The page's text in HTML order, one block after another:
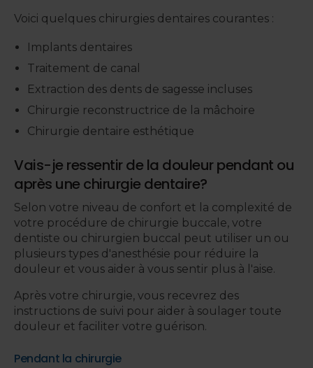
Voici quelques chirurgies dentaires courantes :
Implants dentaires
Traitement de canal
Extraction des dents de sagesse incluses
Chirurgie reconstructrice de la mâchoire
Chirurgie dentaire esthétique
Vais-je ressentir de la douleur pendant ou
après une chirurgie dentaire?
Selon votre niveau de confort et la complexité de
votre procédure de chirurgie buccale, votre
dentiste ou chirurgien buccal peut utiliser un ou
plusieurs types d'anesthésie pour réduire la
douleur et vous aider à vous sentir plus à l'aise.
Après votre chirurgie, vous recevrez des
instructions de suivi pour aider à soulager toute
douleur et faciliter votre guérison.
Pendant la chirurgie